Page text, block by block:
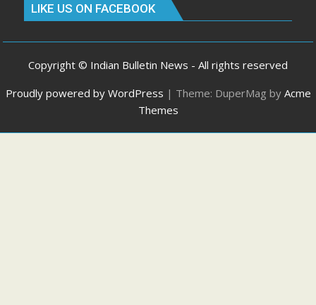
LIKE US ON FACEBOOK
Copyright © Indian Bulletin News - All rights reserved
Proudly powered by WordPress | Theme: DuperMag by Acme
Themes